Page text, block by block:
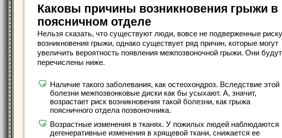
Каковы причины возникновения грыжи в
поясничном отделе
Нельзя сказать, что существуют люди, вовсе не подверженные риску
возникновения грыжи, однако существует ряд причин, которые могут
увеличить вероятность появления межпозвоночной грыжи. Они будут
перечислены ниже.
Наличие такого заболевания, как остеохондроз. Вследствие этой
болезни межпозвонковые диски как бы усыхают. А, значит,
возрастает риск возникновения такой болезни, как грыжа
поясничного отдела позвоночника.
Возрастные изменения в тканях. У пожилых людей наблюдаются
дегенеративные изменения в хрящевой ткани, снижается ее